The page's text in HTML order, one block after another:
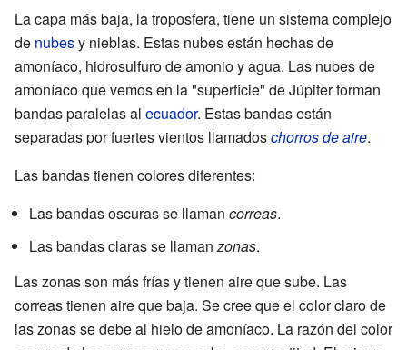
La capa más baja, la troposfera, tiene un sistema complejo
de nubesy nieblas. Estas nubes están hechas de
amoníaco, hidrosulfuro de amonio y agua. Las nubes de
amoníaco que vemos en la "superficie" de Júpiter forman
bandas paralelas al ecuador. Estas bandas están
separadas por fuertes vientos llamadoschorros de aire.
Las bandas tienen colores diferentes:
Las bandas oscuras se llaman correas.
Las bandas claras se llamanzonas.
Las zonas son más frías y tienen aire que sube. Las
correas tienen aire que baja. Se cree que el color claro de
las zonas se debe al hielo de amoníaco. La razón del color